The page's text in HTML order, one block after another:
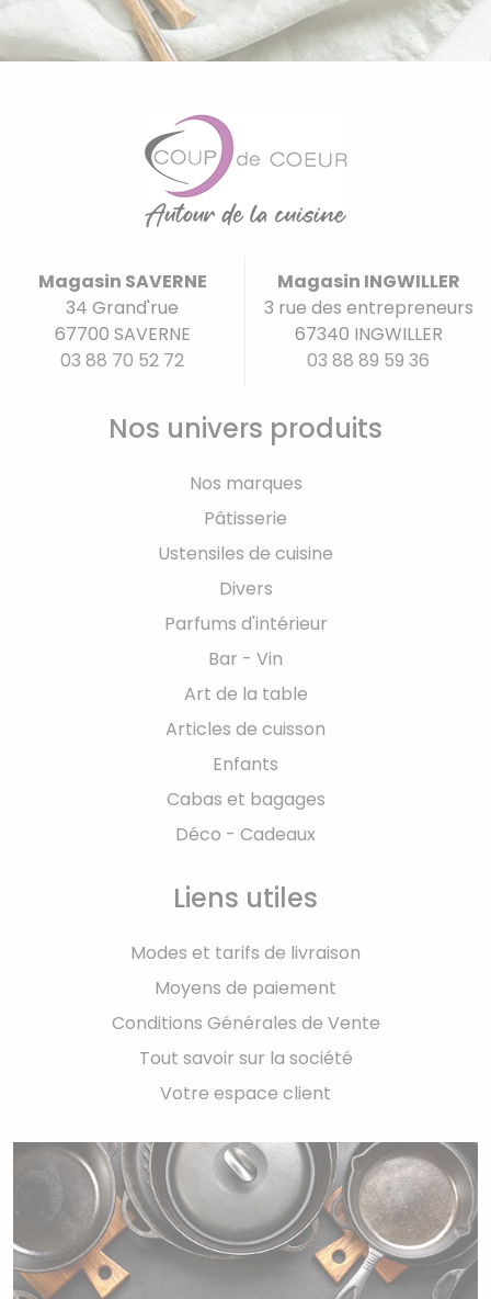
Magasin SAVERNE
34 Grand'rue
67700 SAVERNE
03 88 70 52 72
Magasin INGWILLER
3 rue des entrepreneurs
67340 INGWILLER
03 88 89 59 36
Nos univers produits
Nos marques
Pâtisserie
Ustensiles de cuisine
Divers
Parfums d'intérieur
Bar - Vin
Art de la table
Articles de cuisson
Enfants
Cabas et bagages
Déco - Cadeaux
Liens utiles
Modes et tarifs de livraison
Moyens de paiement
Conditions Générales de Vente
Tout savoir sur la société
Votre espace client